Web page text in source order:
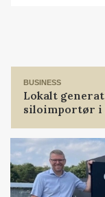
BUSINESS
Lokalt
siloimportør i